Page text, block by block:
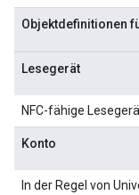
Objektdefinitionen
Lesegerät
NFC-fähige
Konto
In der Regel von